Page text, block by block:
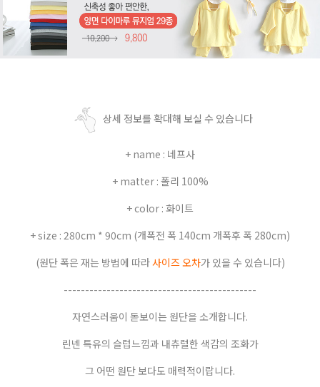
상세 정보를 확대해 보실 수 있습니다
+ name : 네프사
+ matter : 폴리 100%
+ color : 화이트
+ size : 280cm * 90cm (개폭전 폭 140cm 개폭후 폭 280cm)
(원단 폭은 재는 방법에 따라사이즈 오차가 있을 수 있습니다)
---------------------------------------------
자연스러움이 돋보이는 원단을 소개합니다.
린넨 특유의 슬럽느낌과 내츄럴한 색감의 조화가
그 어떤 원단 보다도 매력적이랍니다.